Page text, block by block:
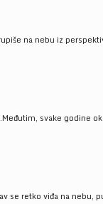
na nebu iz
svake godine
retko viđa na nebu,